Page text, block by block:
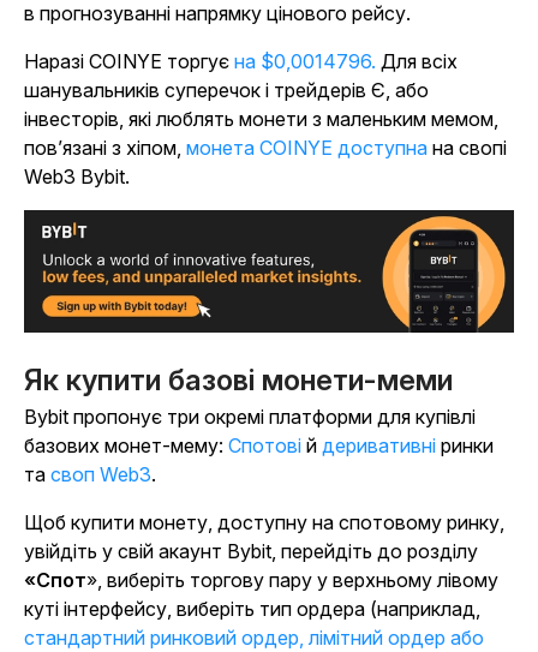
в прогнозуванні напрямку цінового рейсу.
Наразі COINYE торгує на $0,0014796. Для всіх
шанувальників суперечок і трейдерів Є, або
інвесторів, які люблять монети з маленьким мемом,
пов’язані з хіпом, монета COINYE доступна на свопі
Web3 Bybit.
Як купити базові монети-меми
Bybit пропонує три окремі платформи для купівлі
базових монет-мему: Спотові й деривативні ринки
та своп Web3.
Щоб купити монету, доступну на спотовому ринку,
увійдіть у свій акаунт Bybit, перейдіть до розділу
«Спот», виберіть торгову пару у верхньому лівому
куті інтерфейсу, виберіть тип ордера (наприклад,
стандартний ринковий ордер, лімітний ордер або